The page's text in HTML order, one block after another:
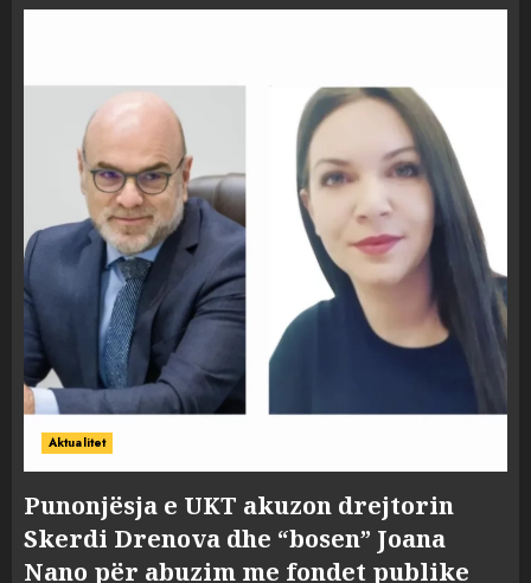
Aktualitet
Punonjësja e UKT akuzon drejtorin
Skerdi Drenova dhe “bosen” Joana
Nano për abuzim me fondet publike